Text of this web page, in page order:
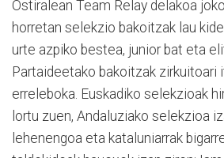
Ostiralean Team Relay delakoa
horretan selekzio bakoitzak lau
urte azpiko bestea, junior bat eta
Partaideetako bakoitzak zirkuitoari
erreleboka. Euskadiko selekzioak
lortu zuen, Andaluziako selekzioa
lehenengoa eta kataluniarrak